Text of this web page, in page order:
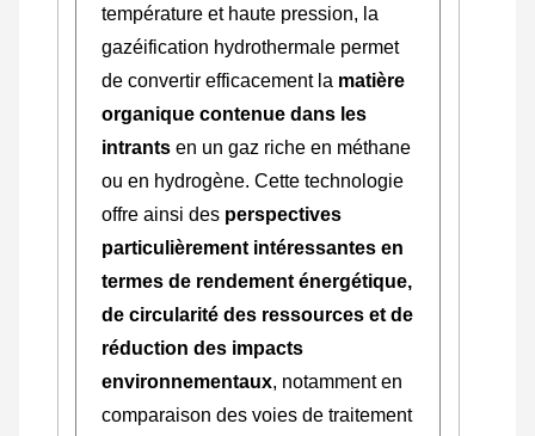
température et haute pression, la
gazéification hydrothermale permet
de convertir efficacement la matière
organique contenue dans les
intrants en un gaz riche en méthane
ou en hydrogène. Cette technologie
offre ainsi des perspectives
particulièrement intéressantes en
termes de rendement énergétique,
de circularité des ressources et de
réduction des impacts
environnementaux, notamment en
comparaison des voies de traitement